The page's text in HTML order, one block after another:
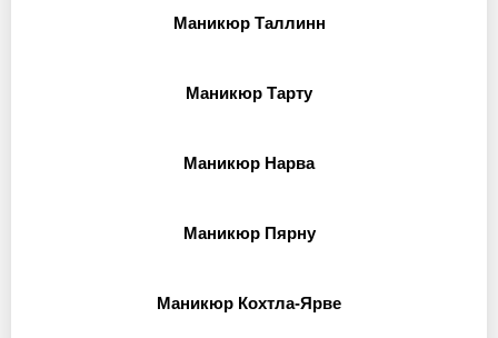
Маникюр Таллинн
Маникюр Тарту
Маникюр Нарва
Маникюр Пярну
Маникюр Кохтла-Ярве